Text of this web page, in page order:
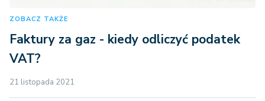
ZOBACZ TAKŻE
Faktury za gaz - kiedy odliczyć podatek
VAT?
21 listopada 2021